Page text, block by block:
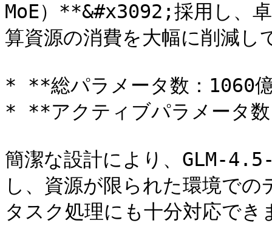
MoE）**&#x3092;採用し、
算資源の消費を大幅に削減し
* **総パラメータ数：1060
* **アクティブパラメータ
簡潔な設計により、GLM-
し、資源が限られた環境で
タスク処理にも十分対応でき